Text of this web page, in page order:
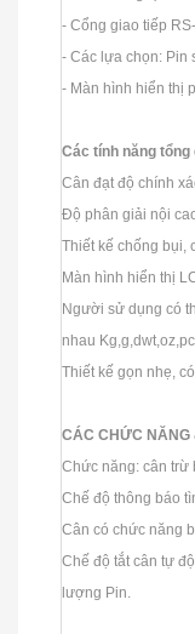
- Cổng giao tiếp
- Các lựa chọn: Pin
- Màn hình hiển thị
Các tính năng tổng
Cân đạt độ chính
Độ phân giải nội
Thiết kế chống bụi,
Màn hình hiển thị
Người sử dụng có
nhau
Thiết kế gọn nhẹ,
CÁC CHỨC NĂNG
Chức năng: cân trừ
Chế độ thông báo
Cân có chức năng
Chế độ tắt cân tự
lượng Pin.